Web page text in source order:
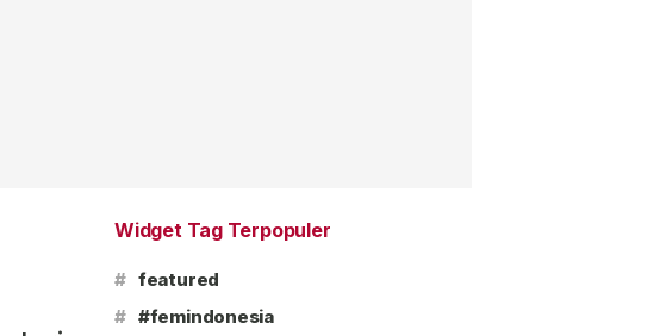
Widget Tag Terpopuler
# featured
# #femindonesia